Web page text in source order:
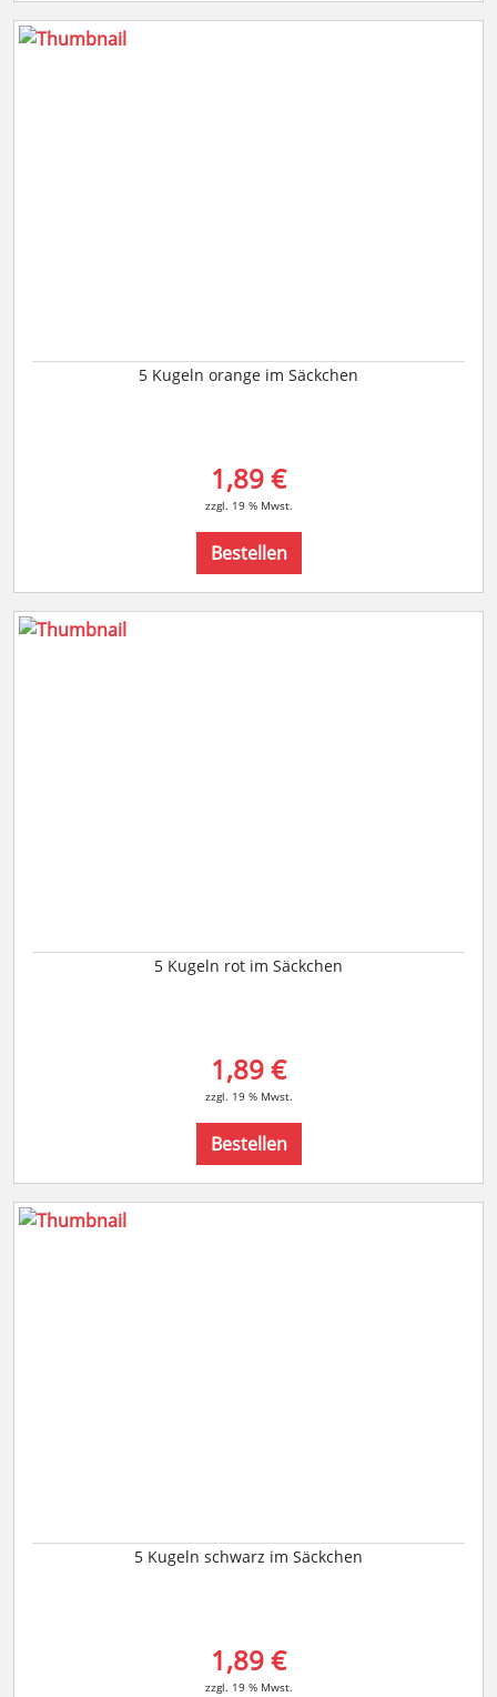
5 Kugeln orange im Säckchen
1,89 €
zzgl. 19 % Mwst.
Bestellen
5 Kugeln rot im Säckchen
1,89 €
zzgl. 19 % Mwst.
Bestellen
5 Kugeln schwarz im Säckchen
1,89 €
zzgl. 19 % Mwst.